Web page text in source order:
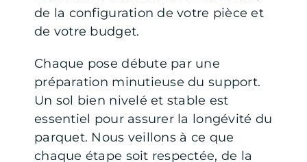
de la configuration de votre pièce et
de votre budget.
Chaque pose débute par une
préparation minutieuse du support.
Un sol bien nivelé et stable est
essentiel pour assurer la longévité du
parquet. Nous veillons à ce que
chaque étape soit respectée, de la